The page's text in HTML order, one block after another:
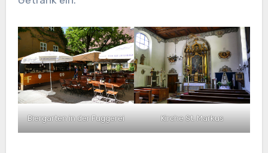
Biergarten in der Fuggerei Kirche St. Markus